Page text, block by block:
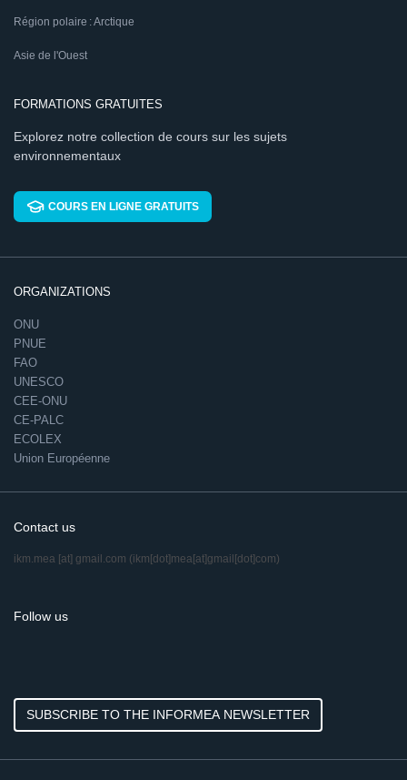
Région polaire : Arctique
Asie de l'Ouest
FORMATIONS GRATUITES
Explorez notre collection de cours sur les sujets
environnementaux
COURS EN LIGNE GRATUITS
ORGANIZATIONS
ONU
PNUE
FAO
UNESCO
CEE-ONU
CE-PALC
ECOLEX
Union Européenne
Contact us
ikm.mea [at] gmail.com (ikm[dot]mea[at]gmail[dot]com)
Follow us
SUBSCRIBE TO THE INFORMEA NEWSLETTER